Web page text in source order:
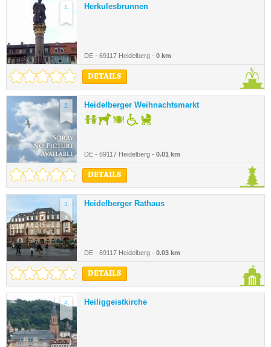
1. Herkulesbrunnen
DE - 69117 Heidelberg - 0 km
DETAILS
2. Heidelberger Weihnachtsmarkt
DE - 69117 Heidelberg - 0.01 km
DETAILS
3. Heidelberger Rathaus
DE - 69117 Heidelberg - 0.03 km
DETAILS
4. Heiliggeistkirche